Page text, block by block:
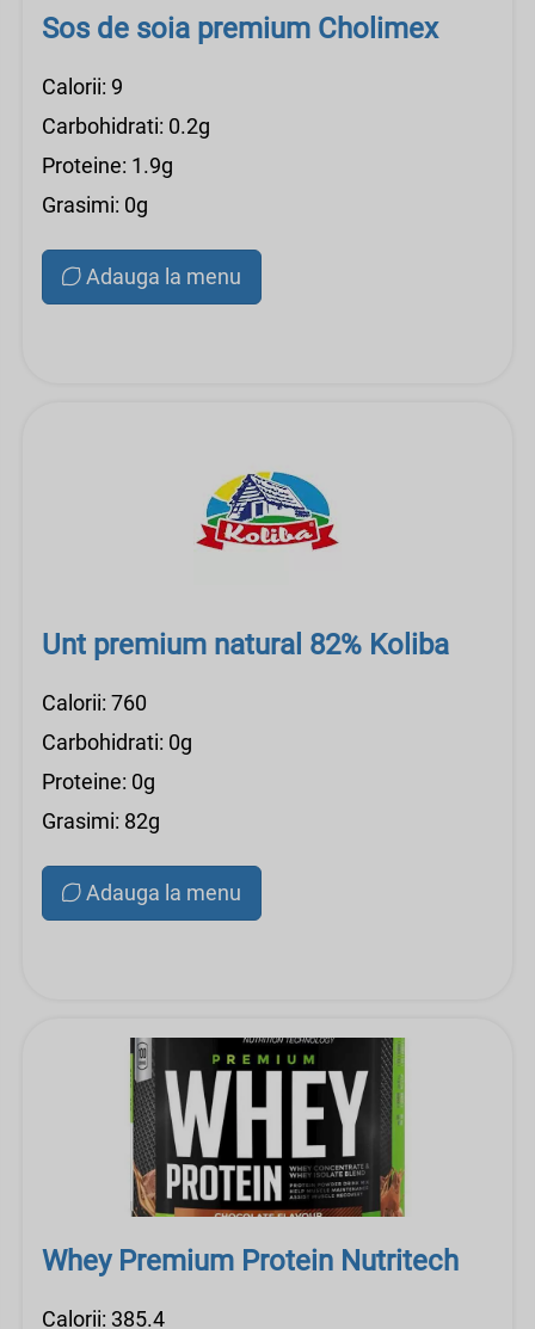
Sos de soia premium Cholimex
Calorii: 9
Carbohidrati: 0.2g
Proteine: 1.9g
Grasimi: 0g
Adauga la menu
Unt premium natural 82% Koliba
Calorii: 760
Carbohidrati: 0g
Proteine: 0g
Grasimi: 82g
Adauga la menu
Whey Premium Protein Nutritech
Calorii: 385.4